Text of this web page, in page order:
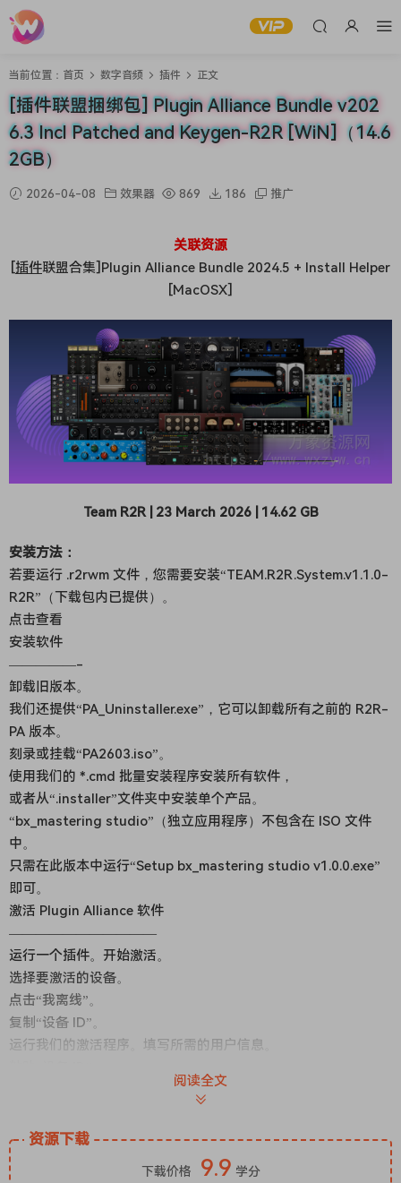
当前位置： 首页 数字音频 插件 正文
[插件联盟捆绑包] Plugin Alliance Bundle v202
6.3 Incl Patched and Keygen-R2R [WiN]（14.6
2GB）
2026-04-08 效果器 869 186 推广
关联资源
[插件联盟合集]Plugin Alliance Bundle 2024.5 + Install Helper
[MacOSX]
Team R2R | 23 March 2026 | 14.62 GB
安装方法：
若要运行 .r2rwm 文件，您需要安装“TEAM.R2R.System.v1.1.0-
R2R”（下载包内已提供）。
点击查看
安装软件
—————-
卸载旧版本。
我们还提供“PA_Uninstaller.exe”，它可以卸载所有之前的 R2R-
PA 版本。
刻录或挂载“PA2603.iso”。
使用我们的 *.cmd 批量安装程序安装所有软件，
或者从“.installer”文件夹中安装单个产品。
“bx_mastering studio”（独立应用程序）不包含在 ISO 文件
中。
只需在此版本中运行“Setup bx_mastering studio v1.0.0.exe”
即可。
激活 Plugin Alliance 软件
———————————
运行一个插件。开始激活。
选择要激活的设备。
点击“我离线”。
复制“设备 ID”。
运行我们的激活程序。填写所需的用户信息。
生成许可证并保存“pa.license”。
返回插件。
点击“打开许可证”并导入您生成的“pa.license”文件。
点击“激活”。
阅读全文
资源下载
下载价格 9.9 学分